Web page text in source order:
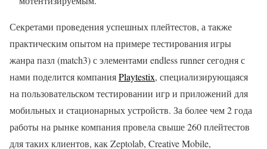
Секретами проведения успешных плейтестов, а также
практическим опытом на примере тестирования игры
жанра пазл (match3) с элементами endless runner сегодня с
нами поделится компанияPlaytestix, специализирующаяся
на пользовательском тестировании игр и приложений для
мобильных и стационарных устройств. За более чем 2 года
работы на рынке компания провела свыше 260 плейтестов
для таких клиентов, как Zeptolab, Creative Mobile,